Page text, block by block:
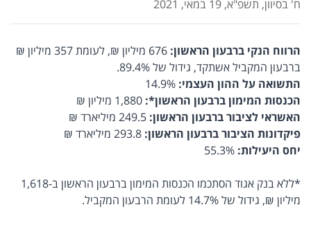
ח' בסיוון, תשפ"א, 19 במאי, 2021
הרווח הנקי ברבעון הראשון:
676 מיליון ₪, לעומת 357 מיליון ₪
ברבעון המקביל אשתקד, גידול של 89.4%.
התשואה על ההון העצמי:
הכנסות המימון ברבעון הראשון*:
האשראי לציבור ברבעון הראשון:
פיקדונות הציבור ברבעון הראשון:
יחס היעילות:
*ללא בנק אגוד הסתכמו הכנסות המימון ברבעון הראשון ב-1,618
מיליון ₪, גידול של 14.7% לעומת הרבעון המקביל.